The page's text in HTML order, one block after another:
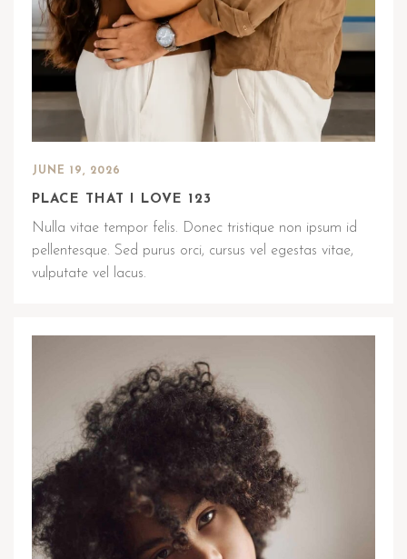
JUNE 19, 2026
PLACE THAT I LOVE 123
Nulla vitae tempor felis. Donec tristique non ipsum id
pellentesque. Sed purus orci, cursus vel egestas vitae,
vulputate vel lacus.